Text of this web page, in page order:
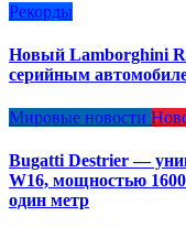
Рекорды
Новый Lamborghini
серийным
Мировые новости
Bugatti Destrier —
W16, мощностью
один метр